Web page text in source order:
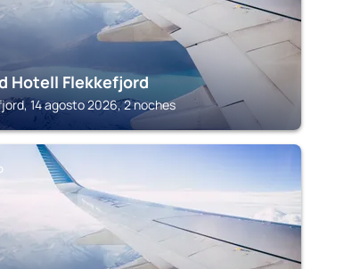
Hotell Flekkefjord
14 agosto 2026, 2 noches